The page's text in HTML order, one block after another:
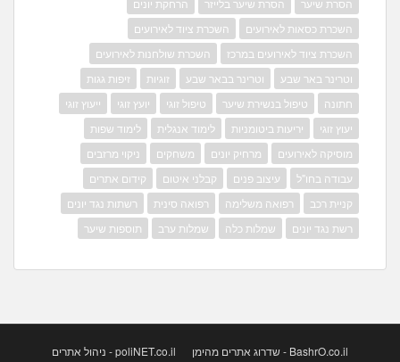
השכרת כסאות לאירועים
השכרת ציוד לאירועים
השכרת ציוד לאירועים במרכז
השכרת שולחנות לאירועים
וטרינר באר שבע
וטרינר בבאר שבע זוגיות
זיפות גגות
חתונה
טיפול בנשירת שיער טיפול זוגי יועץ זוגי
ייעוץ זוגי
יעוץ זוגי
יריעות ביטומניות לימוד אנגלית
לימוד שפות
מוסיקה לאירועים
מרחיק יונים משחקים
ניקוי מרזבים
עבודה בחו"ל
עיצוב פנים קבלני איטום
קידום אתרים
קניית רכב
רפואה משלימה רפואה סינית
רשתות נגד יונים
רשת נגד יונים
שמלות כלה שמלות ערב תוספות שיער
BashrO.co.il - שדרוג אתרים מהימן poliNET.co.il - ניהול אתרים